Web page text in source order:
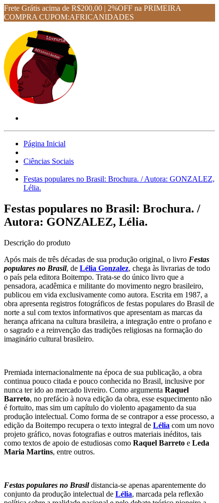
Frete Grátis acima de R$200,00 | 2%OFF na PRIMEIRA
COMPRA CUPOM:AFRICANIDADES
Página Inicial
Ciências Sociais
Festas populares no Brasil: Brochura. / Autora: GONZALEZ,
Lélia.
Festas populares no Brasil: Brochura. /
Autora: GONZALEZ, Lélia.
Descrição do produto
Após mais de três décadas de sua produção original, o livro Festas
populares no Brasil, de Lélia Gonzalez, chega às livrarias de todo
o país pela editora Boitempo. Trata-se do único livro que a
pensadora, acadêmica e militante do movimento negro brasileiro,
publicou em vida exclusivamente como autora. Escrita em 1987, a
obra apresenta registros fotográficos de festas populares do Brasil de
norte a sul com textos informativos que apresentam as marcas da
herança africana na cultura brasileira, a integração entre o profano e
o sagrado e a reinvenção das tradições religiosas na formação do
imaginário cultural brasileiro.
Premiada internacionalmente na época de sua publicação, a obra
continua pouco citada e pouco conhecida no Brasil, inclusive por
nunca ter ido ao mercado livreiro. Como argumenta Raquel
Barreto, no prefácio à nova edição da obra, esse esquecimento não
é fortuito, mas sim um capítulo do violento apagamento da sua
produção intelectual. Como forma de se contrapor a esse processo, a
edição da Boitempo recupera o texto integral de Lélia com um novo
projeto gráfico, novas fotografias e outros materiais inéditos, tais
como textos de apoio de estudiosas como Raquel Barreto e Leda
Maria Martins, entre outros.
Festas populares no Brasil distancia-se apenas aparentemente do
conjunto da produção intelectual de Lélia, marcada pela reflexão